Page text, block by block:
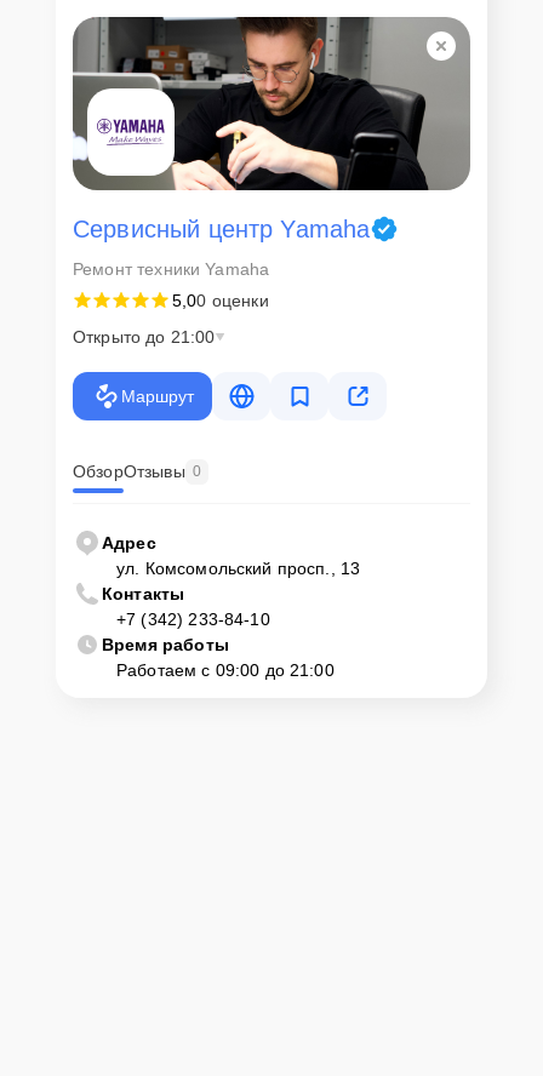
Сервисный центр Yamaha
Ремонт техники Yamaha
5,00 оценки
Открыто до 21:00
Маршрут
ОбзорОтзывы 0
Адрес
ул. Комсомольский просп., 13
Контакты
+7 (342) 233-84-10
Время работы
Работаем с 09:00 до 21:00